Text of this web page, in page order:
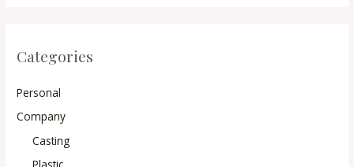
Categories
Personal
Company
Casting